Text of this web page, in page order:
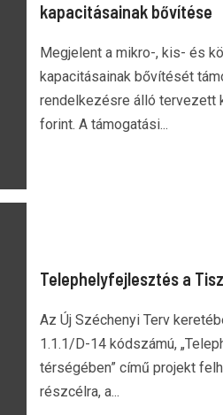
kapacitásainak bővítése
Megjelent a mikro-, kis- és
kapacitásainak bővítését
rendelkezésre álló tervezett
forint. A támogatási...
Telephelyfejlesztés a
Az Új Széchenyi Terv
1.1.1/D-14 kódszámú,
térségében” című projekt
részcélra, a...